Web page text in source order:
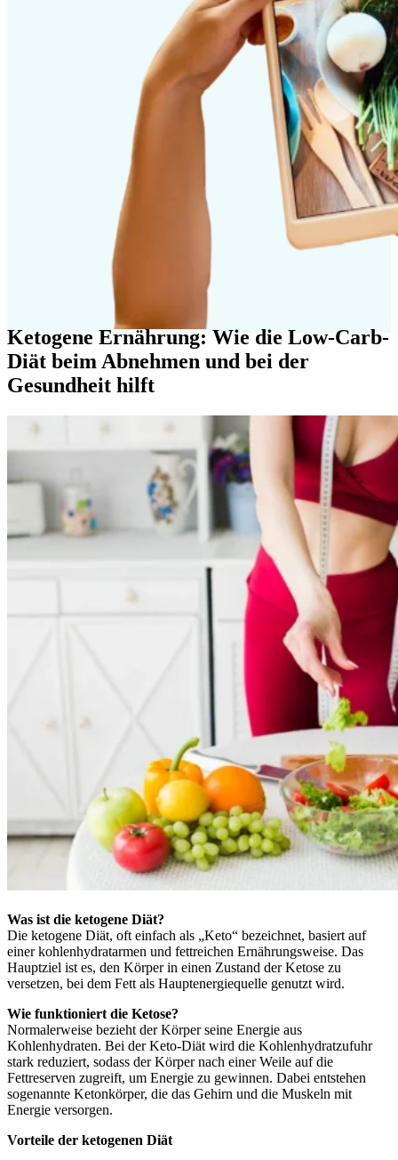
Ketogene Ernährung: Wie die Low-Carb-
Diät beim Abnehmen und bei der
Gesundheit hilft
Was ist die ketogene Diät?
Die ketogene Diät, oft einfach als „Keto“ bezeichnet, basiert auf
einer kohlenhydratarmen und fettreichen Ernährungsweise. Das
Hauptziel ist es, den Körper in einen Zustand der Ketose zu
versetzen, bei dem Fett als Hauptenergiequelle genutzt wird.
Wie funktioniert die Ketose?
Normalerweise bezieht der Körper seine Energie aus
Kohlenhydraten. Bei der Keto-Diät wird die Kohlenhydratzufuhr
stark reduziert, sodass der Körper nach einer Weile auf die
Fettreserven zugreift, um Energie zu gewinnen. Dabei entstehen
sogenannte Ketonkörper, die das Gehirn und die Muskeln mit
Energie versorgen.
Vorteile der ketogenen Diät